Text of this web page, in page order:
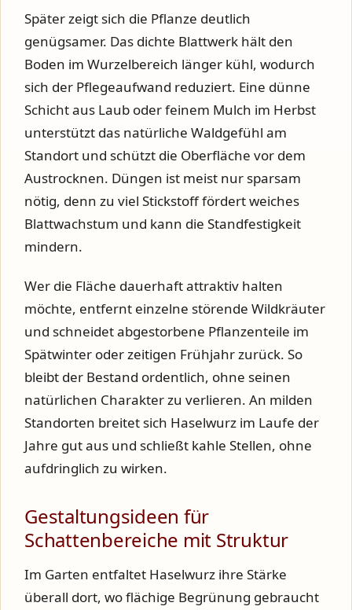
Später zeigt sich die Pflanze deutlich
genügsamer. Das dichte Blattwerk hält den
Boden im Wurzelbereich länger kühl, wodurch
sich der Pflegeaufwand reduziert. Eine dünne
Schicht aus Laub oder feinem Mulch im Herbst
unterstützt das natürliche Waldgefühl am
Standort und schützt die Oberfläche vor dem
Austrocknen. Düngen ist meist nur sparsam
nötig, denn zu viel Stickstoff fördert weiches
Blattwachstum und kann die Standfestigkeit
mindern.
Wer die Fläche dauerhaft attraktiv halten
möchte, entfernt einzelne störende Wildkräuter
und schneidet abgestorbene Pflanzenteile im
Spätwinter oder zeitigen Frühjahr zurück. So
bleibt der Bestand ordentlich, ohne seinen
natürlichen Charakter zu verlieren. An milden
Standorten breitet sich Haselwurz im Laufe der
Jahre gut aus und schließt kahle Stellen, ohne
aufdringlich zu wirken.
Gestaltungsideen für
Schattenbereiche mit Struktur
Im Garten entfaltet Haselwurz ihre Stärke
überall dort, wo flächige Begrünung gebraucht